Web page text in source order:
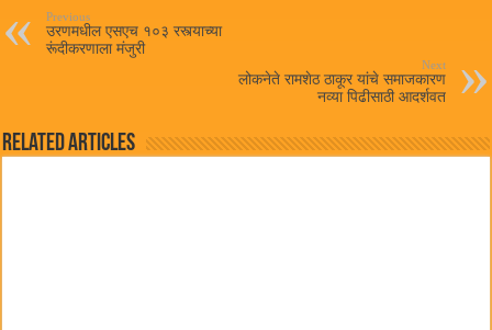
pp
Previous
उरणमधील एसएच १०३ रस्त्याच्या
रूंदीकरणाला मंजुरी
Next
लोकनेते रामशेठ ठाकूर यांचे समाजकारण
नव्या पिढीसाठी आदर्शवत
Related Articles